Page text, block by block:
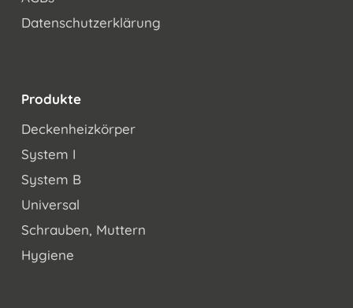
Datenschutzerklärung
Produkte
Deckenheizkörper
System I
System B
Universal
Schrauben, Muttern
Hygiene